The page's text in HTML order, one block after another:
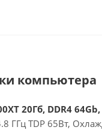
компьютера
20Гб, DDR4 64Gb,
ГГц TDP 65Вт,